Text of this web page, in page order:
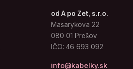
od A po Zet, s.r.o.
Masarykova 22
080 01 Prešov
IČO: 46 693 092
info@kabelky.sk